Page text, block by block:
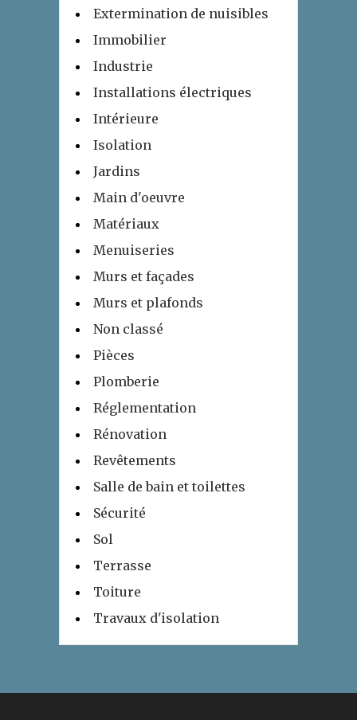
Extermination de nuisibles
Immobilier
Industrie
Installations électriques
Intérieure
Isolation
Jardins
Main d'oeuvre
Matériaux
Menuiseries
Murs et façades
Murs et plafonds
Non classé
Pièces
Plomberie
Réglementation
Rénovation
Revêtements
Salle de bain et toilettes
Sécurité
Sol
Terrasse
Toiture
Travaux d'isolation